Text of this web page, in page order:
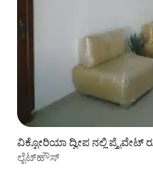
ವಿಕ್ಟೋರಿಯಾ ದ್ವೀಪ ನಲ್ಲಿ
ಲೈಟ್‌ಹೌಸ್